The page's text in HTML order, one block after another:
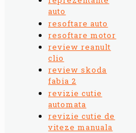
auto
resoftare auto
resoftare motor
review reanult
clio
review skoda
fabia 2
revizie cutie
automata
revizie cutie de
viteze manuala